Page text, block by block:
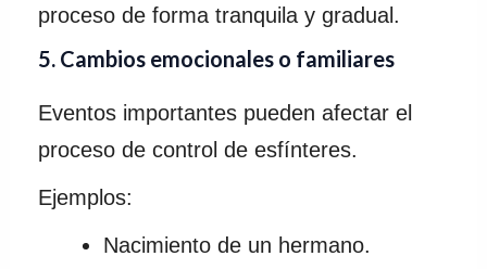
proceso de forma tranquila y gradual.
5. Cambios emocionales o familiares
Eventos importantes pueden afectar el
proceso de control de esfínteres.
Ejemplos:
Nacimiento de un hermano.